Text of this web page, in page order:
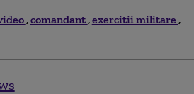
comandant exercitii militare